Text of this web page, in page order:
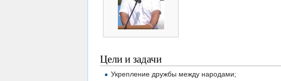
Цели и задачи
Укрепление дружбы между народами;